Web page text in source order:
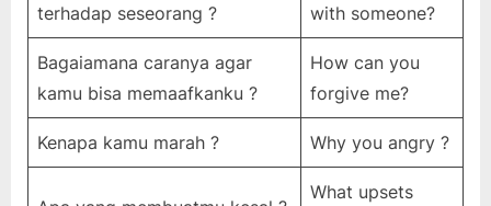
terhadap seseorang ?
with someone?
Bagaiamana caranya agar
kamu bisa memaafkanku ?
How can you
forgive me?
Kenapa kamu marah ? Why you angry ?
What upsets